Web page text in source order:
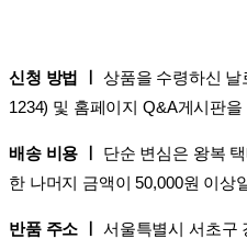
신청 방법 ㅣ 상품을 수령하신
1234) 및 홈페이지 Q&A게시판
배송 비용 ㅣ
단순 변심은 왕복
한 나머지 금액이 50,000원 이상
반품 주소 ㅣ 서울특별시 서초구